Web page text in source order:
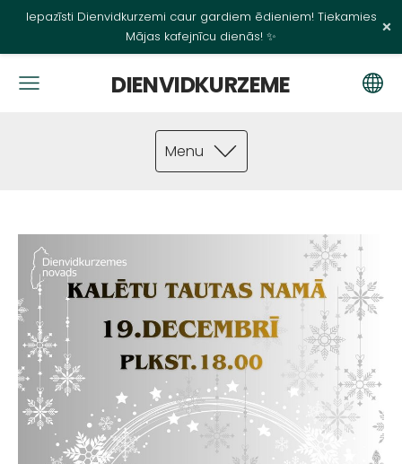
Iepazīsti Dienvidkurzemi caur gardiem ēdieniem! Tiekamies
Mājas kafejnīcu dienās! ✨
×
DIENVIDKURZEME
Menu